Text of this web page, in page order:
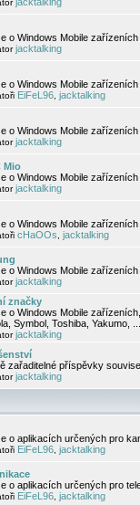
o Windows Mobile zařízeních
jacktalking
o Windows Mobile
EiFeL96 jacktalking
o Windows Mobile zařízeních
jacktalking
Mio
o Windows Mobile zařízeních
jacktalking
o Windows Mobile
cHaOOs jacktalking
o Windows Mobile
jacktalking
značky
o Windows Mobile
Symbol, Toshiba, Yakumo,
jacktalking
zařaditelné příspěvky
jacktalking
o aplikacích určených pro
EiFeL96 jacktalking
o aplikacích určených pro
EiFeL96 jacktalking